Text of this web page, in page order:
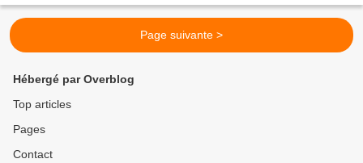
Page suivante >
Hébergé par Overblog
Top articles
Pages
Contact